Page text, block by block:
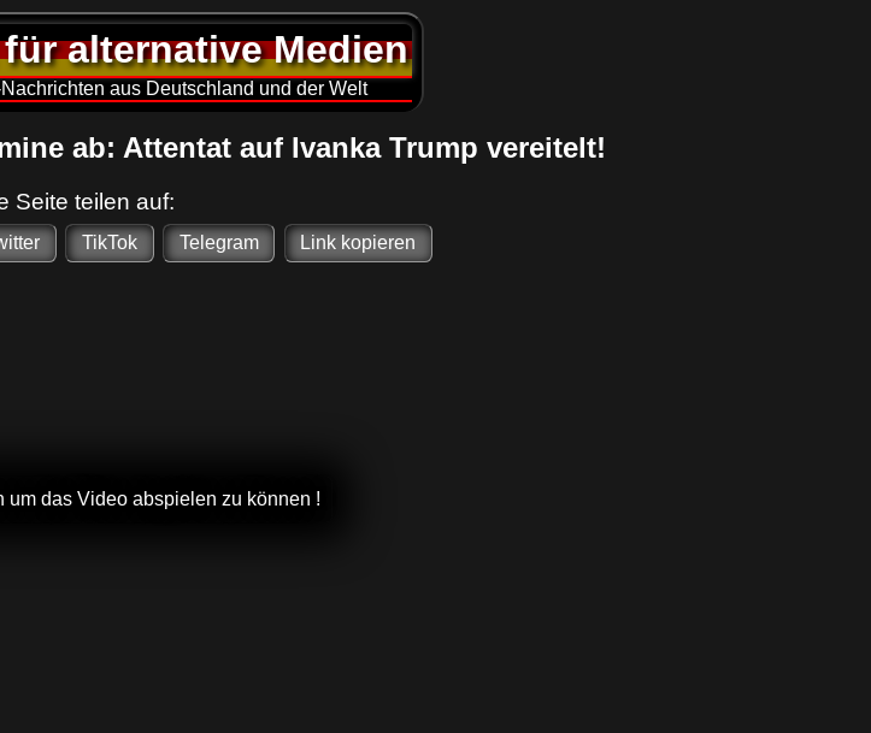
alternative Medien
aus Deutschland und der Welt
ab: Attentat auf Ivanka Trump vereitelt!
Seite teilen auf:
TikTok Telegram Link kopieren
um das Video abspielen zu können !